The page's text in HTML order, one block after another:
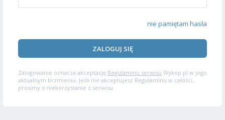
nie pamiętam hasła
ZALOGUJ SIĘ
Zalogowanie oznacza akceptację Regulaminu serwisu Wykop.pl w jego
aktualnym brzmieniu. Jeśli nie akceptujesz Regulaminu w całości,
prosimy o niekorzystanie z serwisu.